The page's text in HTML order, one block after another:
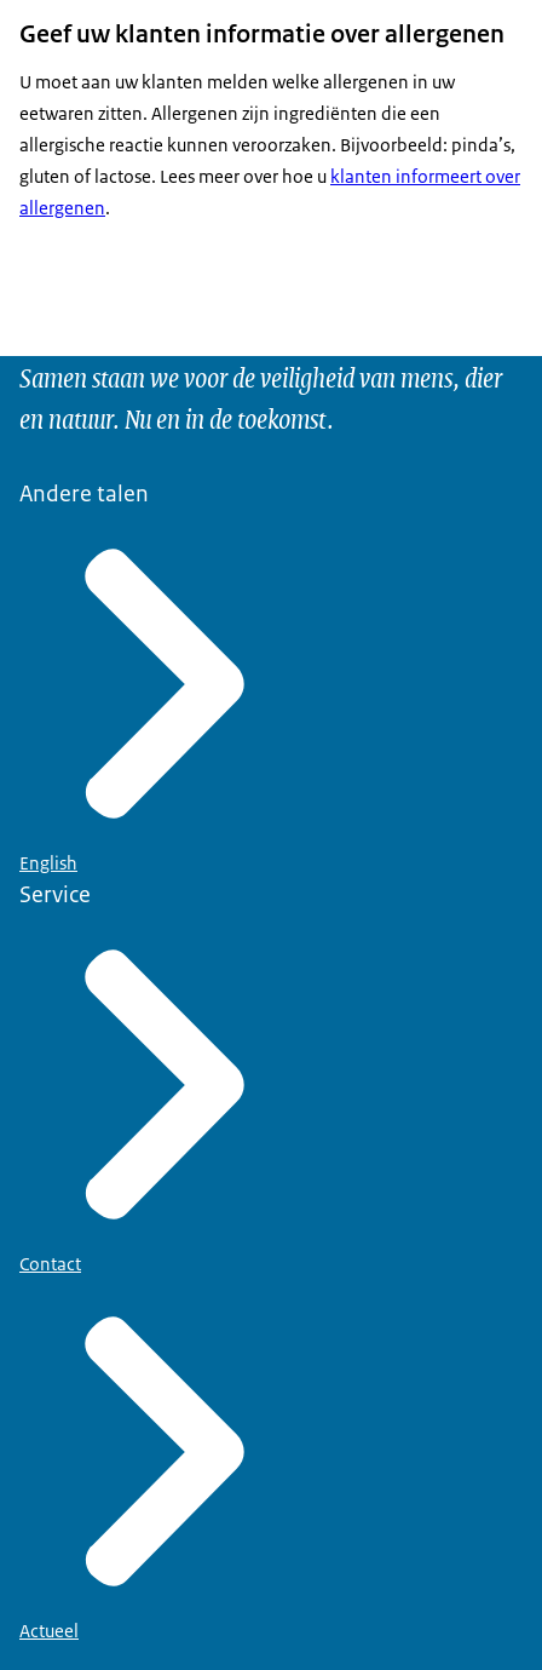
Geef uw klanten informatie over allergenen
U moet aan uw klanten melden welke allergenen in uw
eetwaren zitten. Allergenen zijn ingrediënten die een
allergische reactie kunnen veroorzaken. Bijvoorbeeld: pinda’s,
gluten of lactose. Lees meer over hoe u klanten informeert over
allergenen.
Samen staan we voor de veiligheid van mens, dier
en natuur. Nu en in de toekomst.
Andere talen
English
Service
Contact
Actueel